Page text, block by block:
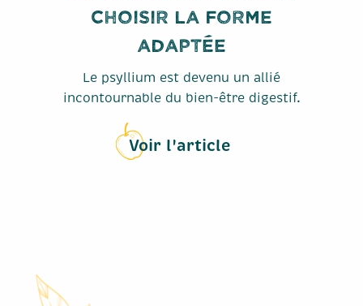
choisir la forme
adaptée
Le psyllium est devenu un allié
incontournable du bien-être digestif.
Voir l'article